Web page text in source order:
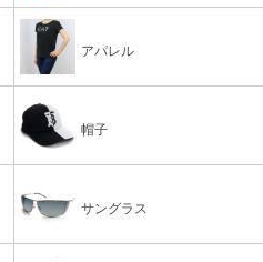
アパレル
帽子
サングラス